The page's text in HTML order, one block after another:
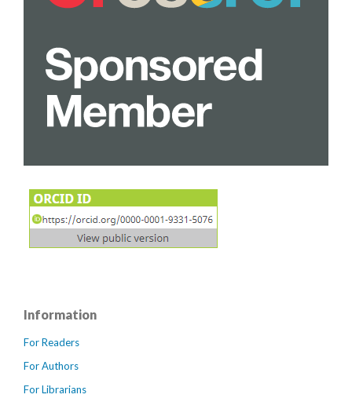
Information
For Readers
For Authors
For Librarians